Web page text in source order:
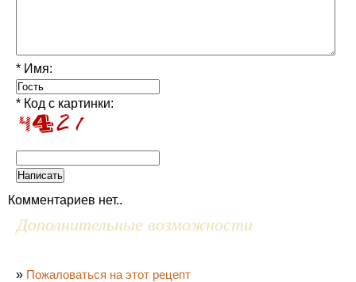
* Имя:
* Код с картинки:
Комментариев нет..
Дополнительные возможности
» Пожаловаться на этот рецепт